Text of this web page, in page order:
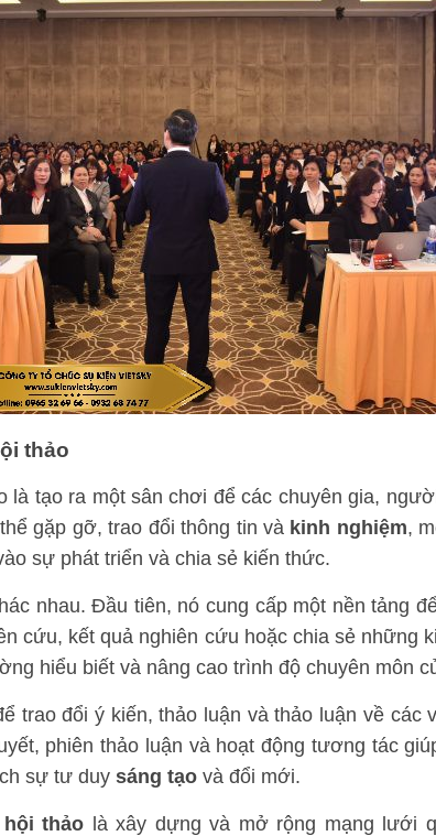
thảo
là tạo ra một sân chơi để các chuyên gia,
gặp gỡ, trao đổi thông tin và kinh nghiệm,
sự phát triển và chia sẻ kiến thức.
nhau. Đầu tiên, nó cung cấp một nền tảng
cứu, kết quả nghiên cứu hoặc chia sẻ những
hiểu biết và nâng cao trình độ chuyên môn
trao đổi ý kiến, thảo luận và thảo luận về các
phiên thảo luận và hoạt động tương tác
sự tư duy sáng tạo và đổi mới.
thảo là xây dựng và mở rộng mạng lưới